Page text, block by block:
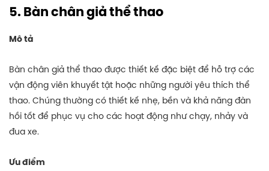
5. Bàn chân giả thể thao
Mô tả
Bàn chân giả thể thao được thiết kế đặc biệt để hỗ trợ các
vận động viên khuyết tật hoặc những người yêu thích thể
thao. Chúng thường có thiết kế nhẹ, bền và khả năng đàn
hồi tốt để phục vụ cho các hoạt động như chạy, nhảy và
đua xe.
Ưu điểm